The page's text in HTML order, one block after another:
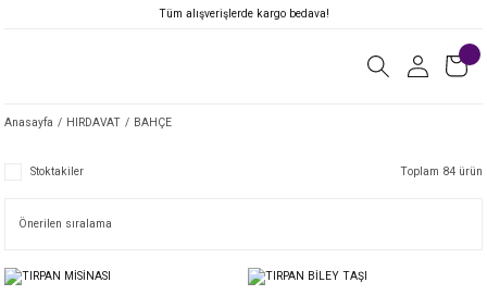
Tüm alışverişlerde kargo bedava!
Anasayfa HIRDAVAT BAHÇE
Stoktakiler Toplam 84 ürün